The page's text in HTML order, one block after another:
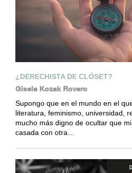
¿DERECHISTA DE CLÓSET?
Gisela Kozak Rovero
Supongo que en el mundo en el
literatura, feminismo, universidad,
mucho más digno de ocultar que
casada con otra…